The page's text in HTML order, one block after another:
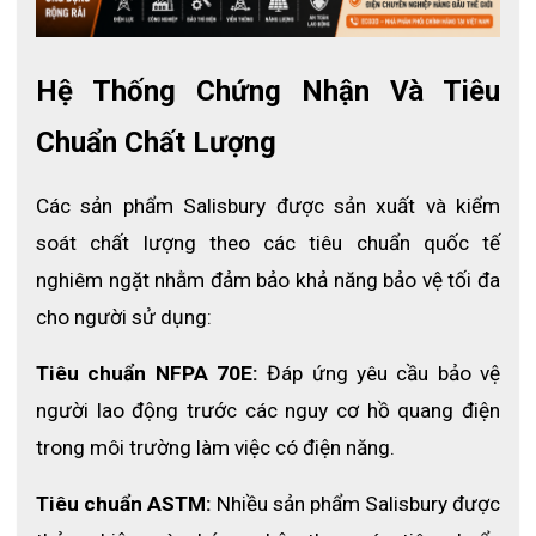
phẩmSKCA8-BPgiải quyết ngay cho bạn vấn đề đó với 3 sản
phẩm: mũ vải AFHOOD ôm sát đầu, tấm chắn AS1000, mữ cứng
Không giống như dòng SK (Salisbury Kit), thì ở bộ SKCA mũ
cứng gắn với tấm chắn AS1000 là "tấm khiên" ngoài cùng chống
lại tia hồ quang. Tấm chắn màu xanh nhạt làm từ chất liệu
có truyền ánh sáng trực quan (VLT) - tốt nhất nhiên nay!Chống
tia hồ quang 10cal/cm2.
Tiếp đến là mũ trùm đầu AFHOOD dạng Balaclava của Salisbury
cal/cm2.
Hệ Thống Chứng Nhận Và Tiêu
Chuẩn Chất Lượng
Các sản phẩm Salisbury được sản xuất và kiểm
soát chất lượng theo các tiêu chuẩn quốc tế
nghiêm ngặt nhằm đảm bảo khả năng bảo vệ tối đa
cho người sử dụng:
Tiêu chuẩn NFPA 70E: Đáp ứng yêu cầu bảo vệ
người lao động trước các nguy cơ hồ quang điện
trong môi trường làm việc có điện năng.
Tiêu chuẩn ASTM: Nhiều sản phẩm Salisbury được